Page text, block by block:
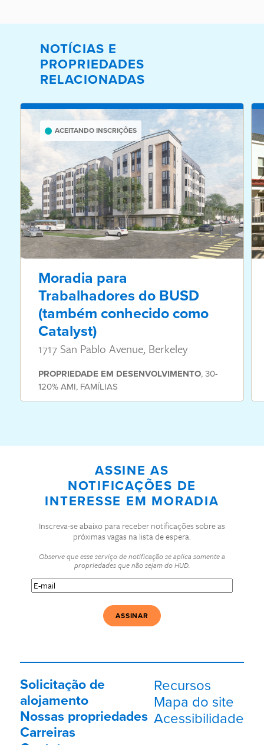
NOTÍCIAS E
PROPRIEDADES
RELACIONADAS
ACEITANDO INSCRIÇÕES
Moradia para
Trabalhadores do BUSD
(também conhecido como
Catalyst)
1717 San Pablo Avenue, Berkeley
PROPRIEDADE EM DESENVOLVIMENTO,30-
120% AMI, FAMÍLIAS
ASSINE AS
NOTIFICAÇÕES DE
INTERESSE EM MORADIA
Inscreva-se abaixo para receber notificações sobre as
próximas vagas na lista de espera.
Observe que esse serviço de notificação se aplica somente a
propriedades que não sejam do HUD.
E-
mail(Obrigatório)
Solicitação de
alojamento
Nossas propriedades
Carreiras
Recursos
Mapa do site
Acessibilidade